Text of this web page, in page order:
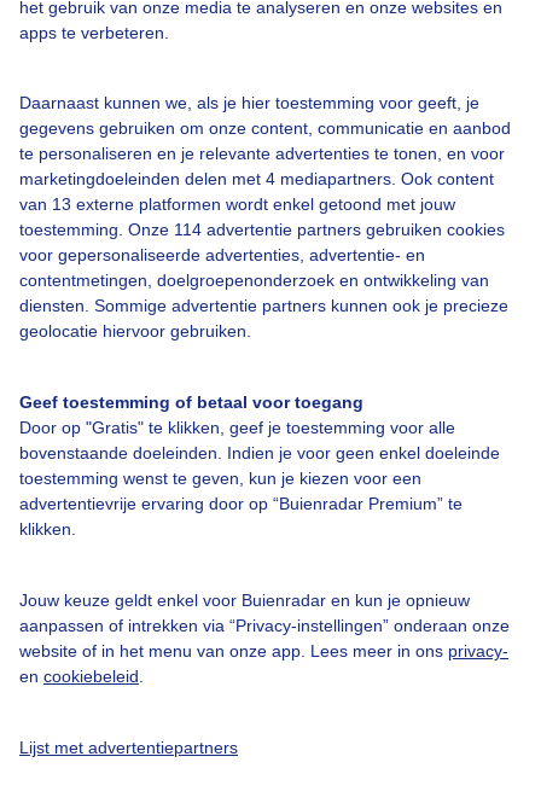
het gebruik van onze media te analyseren en onze websites en
apps te verbeteren.
Daarnaast kunnen we, als je hier toestemming voor geeft, je
gegevens gebruiken om onze content, communicatie en aanbod
te personaliseren en je relevante advertenties te tonen, en voor
marketingdoeleinden delen met 4 mediapartners. Ook content
van 13 externe platformen wordt enkel getoond met jouw
toestemming. Onze 114 advertentie partners gebruiken cookies
voor gepersonaliseerde advertenties, advertentie- en
contentmetingen, doelgroepenonderzoek en ontwikkeling van
diensten. Sommige advertentie partners kunnen ook je precieze
geolocatie hiervoor gebruiken.
Geef toestemming of betaal voor toegang
Door op "Gratis" te klikken, geef je toestemming voor alle
bovenstaande doeleinden. Indien je voor geen enkel doeleinde
toestemming wenst te geven, kun je kiezen voor een
advertentievrije ervaring door op “Buienradar Premium” te
klikken.
Jouw keuze geldt enkel voor Buienradar en kun je opnieuw
aanpassen of intrekken via “Privacy-instellingen” onderaan onze
website of in het menu van onze app. Lees meer in ons privacy-
en cookiebeleid
Lijst met advertentiepartners
Bekijk slideshow
Een moment geduld aub...
Bedrijfsgegevens
Veelgestelde vragen
Contact
Gebruikersvoorwaarden
Adverteren
Buienradar Team